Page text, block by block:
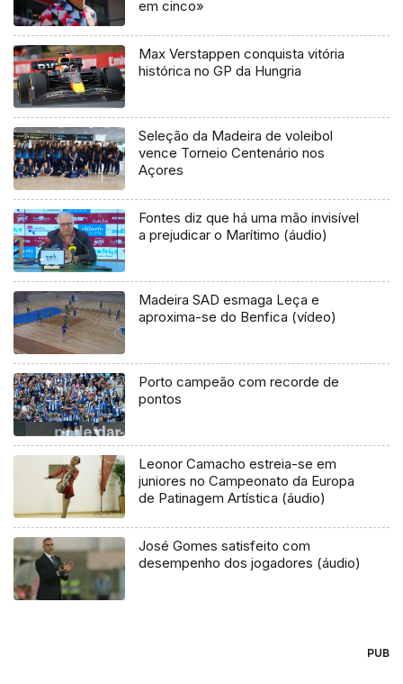
em cinco»
Max Verstappen conquista vitória
histórica no GP da Hungria
Seleção da Madeira de voleibol
vence Torneio Centenário nos
Açores
Fontes diz que há uma mão invisível
a prejudicar o Marítimo (áudio)
Madeira SAD esmaga Leça e
aproxima-se do Benfica (vídeo)
Porto campeão com recorde de
pontos
Leonor Camacho estreia-se em
juniores no Campeonato da Europa
de Patinagem Artística (áudio)
José Gomes satisfeito com
desempenho dos jogadores (áudio)
PUB